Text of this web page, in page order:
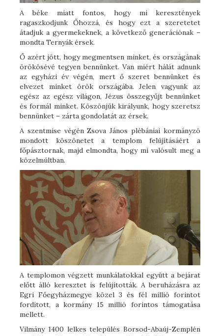
A béke miatt fontos, hogy mi keresztények
ragaszkodjunk Őhozzá, és hogy ezt a szeretetet
átadjuk a gyermekeknek, a következő generációnak –
mondta Ternyák érsek.
Ő azért jött, hogy megmentsen minket, és országának
örökösévé tegyen bennünket. Van miért hálát adnunk
az egyházi év végén, mert ő szeret bennünket és
elvezet minket örök országába. Jelen vagyunk az
egész az egész világon, Jézus összegyűjt bennünket
és formál minket. Köszönjük királyunk, hogy szeretsz
bennünket – zárta gondolatát az érsek.
A szentmise végén Zsova János plébániai kormányzó
mondott köszönetet a templom felújításáért a
főpásztornak, majd elmondta, hogy mi valósult meg a
közelmúltban.
A templomon végzett munkálatokkal együtt a bejárat
előtt álló keresztet is felújították. A beruházásra az
Egri Főegyházmegye közel 3 és fél millió forintot
fordított, a kormány 15 millió forintos támogatása
mellett.
Vilmány 1400 lelkes település Borsod-Abaúj-Zemplén